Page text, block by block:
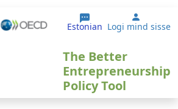
Estonian User
Logi mind sisse
The Better
Entrepreneurship
Policy Tool